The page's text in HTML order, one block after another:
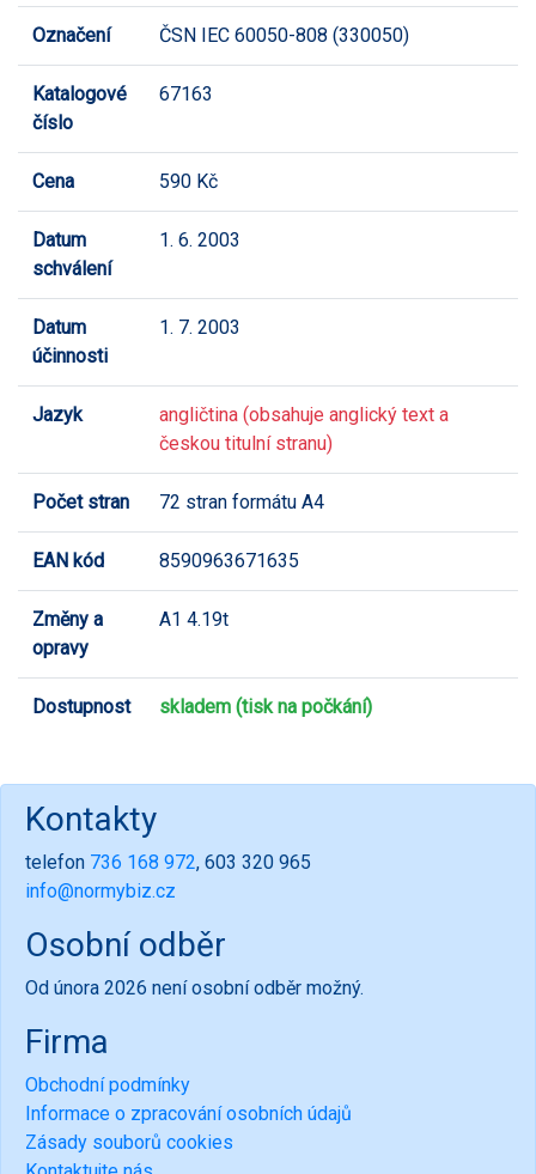
Označení ČSN IEC 60050-808 (330050)
Katalogové
číslo
67163
Cena 590 Kč
Datum
schválení
1. 6. 2003
Datum
účinnosti
1. 7. 2003
Jazyk
angličtina (obsahuje anglický text a
českou titulní stranu)
Počet stran 72 stran formátu A4
EAN kód 8590963671635
Změny a
opravy
A1 4.19t
Dostupnost skladem (tisk na počkání)
Kontakty
telefon 736 168 972, 603 320 965
info@normybiz.cz
Osobní odběr
Od února 2026 není osobní odběr možný.
Firma
Obchodní podmínky
Informace o zpracování osobních údajů
Zásady souborů cookies